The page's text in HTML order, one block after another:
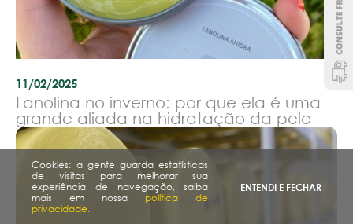
11/02/2025
Lanolina no inverno: por que ela é uma
grande aliada na hidratação da pele
Cookies: a gente guarda estatísticas
de visitas para melhorar sua
experiência de navegação, saiba
mais em nossa política de
privacidade.
ENTENDI E FECHAR